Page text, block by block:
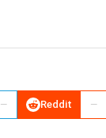
Reddit